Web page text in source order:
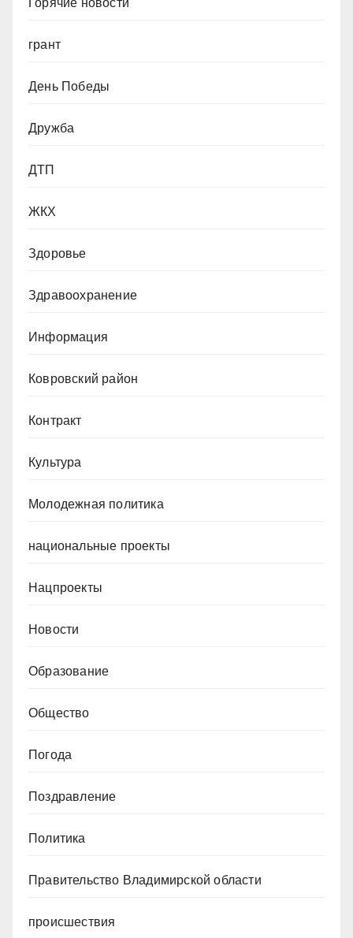
Горячие новости
грант
День Победы
Дружба
ДТП
ЖКХ
Здоровье
Здравоохранение
Информация
Ковровский район
Контракт
Культура
Молодежная политика
национальные проекты
Нацпроекты
Новости
Образование
Общество
Погода
Поздравление
Политика
Правительство Владимирской области
происшествия